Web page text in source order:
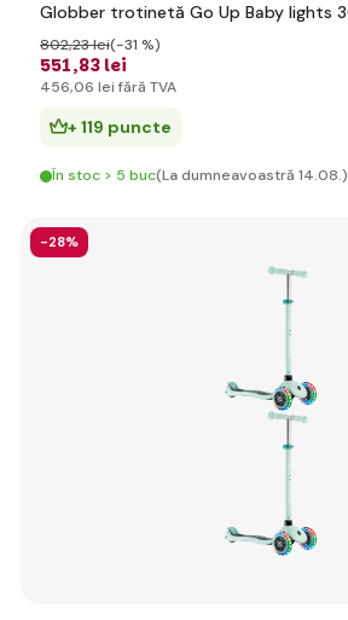
551,83 lei
802,23 lei(-31 %)
456,06 lei fără TVA
+ 119 puncte
În stoc > 5 buc(La dumneavoastră 14.08.)
-28%